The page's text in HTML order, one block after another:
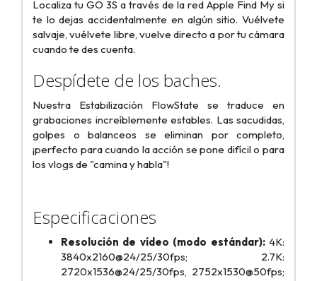
Localiza tu GO 3S a través de la red Apple Find My si
te lo dejas accidentalmente en algún sitio. Vuélvete
salvaje, vuélvete libre, vuelve directo a por tu cámara
cuando te des cuenta.
Despídete de los baches.
Nuestra Estabilización FlowState se traduce en
grabaciones increíblemente estables. Las sacudidas,
golpes o balanceos se eliminan por completo,
¡perfecto para cuando la acción se pone difícil o para
los vlogs de "camina y habla"!
Especificaciones
Resolución de vídeo (modo estándar):4K:
3840x2160@24/25/30fps; 2.7K:
2720x1536@24/25/30fps, 2752x1530@50fps;